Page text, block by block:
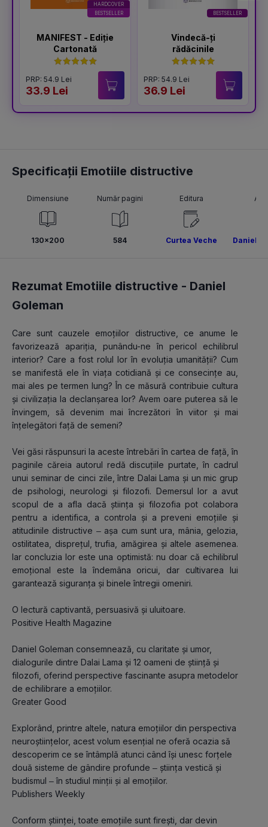
HARDCOVER
BESTSELLER
MANIFEST - Ediție
Cartonată
PRP: 54.9 Lei
33.9 Lei
BESTSELLER
Vindecă-ți
rădăcinile
PRP: 54.9 Lei
36.9 Lei
Specificații Emotiile distructive
Dimensiune
130x200
Număr pagini
584
Editura
Curtea Veche Daniel
Rezumat Emotiile distructive - Daniel
Goleman
Care sunt cauzele emoțiilor distructive, ce anume le
favorizează apariția, punându-ne în pericol echilibrul
interior? Care a fost rolul lor în evoluția umanității? Cum
se manifestă ele în viața cotidiană și ce consecințe au,
mai ales pe termen lung? În ce măsură contribuie cultura
și civilizația la declanșarea lor? Avem oare puterea să le
învingem, să devenim mai încrezători în viitor și mai
înțelegători față de semeni?
Vei găsi răspunsuri la aceste întrebări în cartea de față, în
paginile căreia autorul redă discuțiile purtate, în cadrul
unui seminar de cinci zile, între Dalai Lama și un mic grup
de psihologi, neurologi și filozofi. Demersul lor a avut
scopul de a afla dacă știința și filozofia pot colabora
pentru a identifica, a controla și a preveni emoțiile și
atitudinile distructive ‒ așa cum sunt ura, mânia, gelozia,
ostilitatea, disprețul, trufia, amăgirea și altele asemenea.
Iar concluzia lor este una optimistă: nu doar că echilibrul
emoțional este la îndemâna oricui, dar cultivarea lui
garantează siguranța și binele întregii omeniri.
O lectură captivantă, persuasivă și uluitoare.
Positive Health Magazine
Daniel Goleman consemnează, cu claritate și umor,
dialogurile dintre Dalai Lama și 12 oameni de știință și
filozofi, oferind perspective fascinante asupra metodelor
de echilibrare a emoțiilor.
Greater Good
Explorând, printre altele, natura emoțiilor din perspectiva
neuroștiințelor, acest volum esențial ne oferă ocazia să
descoperim ce se întâmplă atunci când își unesc forțele
două sisteme de gândire profunde ‒ știința vestică și
budismul ‒ în studiul minții și al emoțiilor.
Publishers Weekly
Conform științei, toate emoțiile sunt firești, dar devin